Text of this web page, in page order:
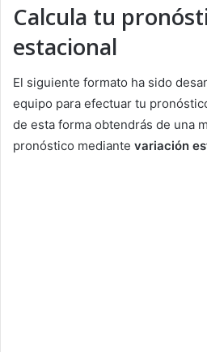
Calcula tu
estacional
El siguiente formato ha sido
equipo para efectuar tu
de esta forma obtendrás de una
pronóstico mediante variación